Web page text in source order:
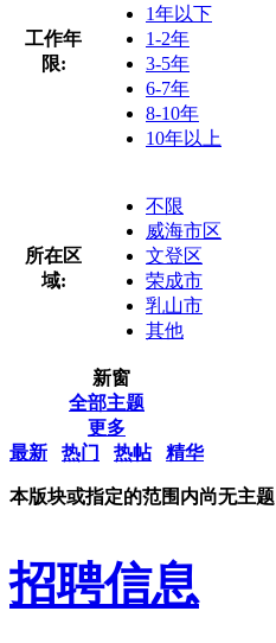
工作年
限:
1年以下
1-2年
3-5年
6-7年
8-10年
10年以上
所在区
域:
不限
威海市区
文登区
荣成市
乳山市
其他
新窗
全部主题
更多
最新
热门 热帖 精华
本版块或指定的范围内尚无主题
招聘信息